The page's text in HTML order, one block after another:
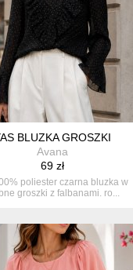
BLUZKA GROSZKI
Avana
69 zł
poliester czarna bluzka w
groszki z falbanami. ro...